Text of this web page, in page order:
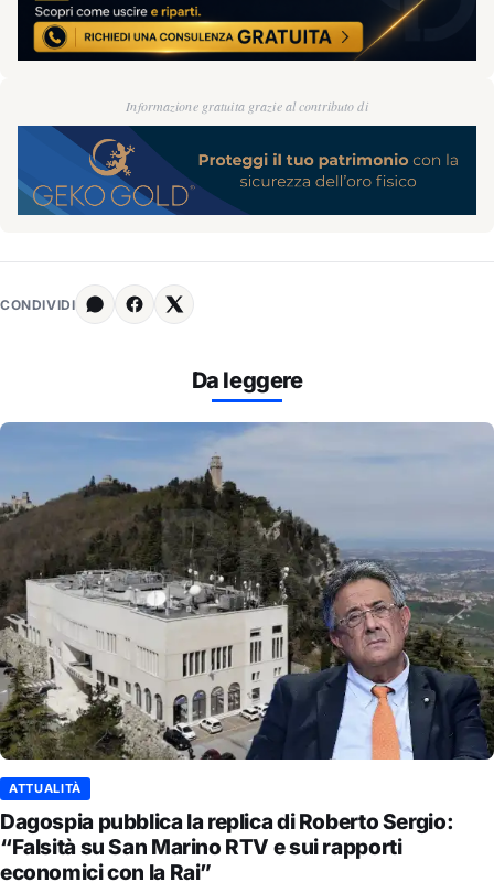
Informazione gratuita grazie al contributo di
CONDIVIDI
Da leggere
ATTUALITÀ
Dagospia pubblica la replica di Roberto Sergio:
“Falsità su San Marino RTV e sui rapporti
economici con la Rai”